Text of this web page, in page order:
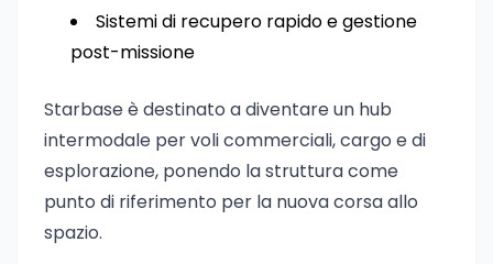
Sistemi di recupero rapido e gestione
post-missione
Starbase è destinato a diventare un hub
intermodale per voli commerciali, cargo e di
esplorazione, ponendo la struttura come
punto di riferimento per la nuova corsa allo
spazio.